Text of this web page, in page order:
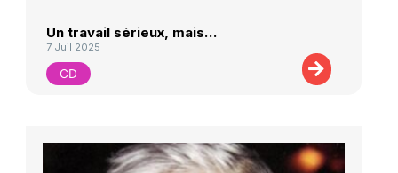
Un travail sérieux, mais…
7 Juil 2025
CD